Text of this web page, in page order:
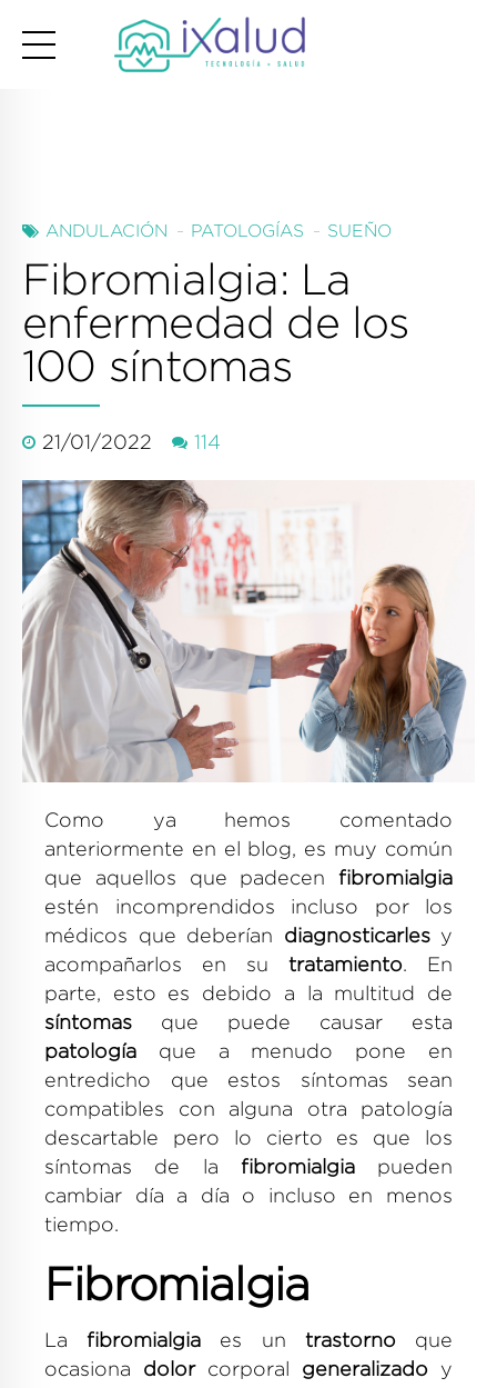
ANDULACIÓN PATOLOGÍAS SUEÑO
Fibromialgia: La
enfermedad de los
100 síntomas
21/01/2022 114
Como ya hemos comentado
anteriormente en el blog, es muy común
que aquellos que padecen fibromialgia
estén incomprendidos incluso por los
médicos que deberían diagnosticarlesy
acompañarlos en su tratamiento. En
parte, esto es debido a la multitud de
síntomas que puede causar esta
patología que a menudo pone en
entredicho que estos síntomas sean
compatibles con alguna otra patología
descartable pero lo cierto es que los
síntomas de la fibromialgiapueden
cambiar día a día o incluso en menos
tiempo.
Fibromialgia
Lafibromialgia es un trastornoque
ocasiona dolorcorporal generalizado y